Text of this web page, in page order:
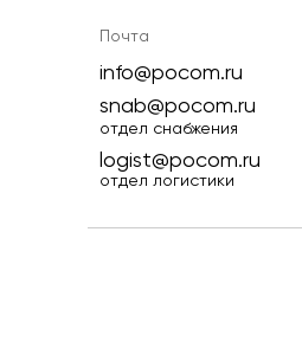
snab@pocom.ru
logist@pocom.ru
отдел снабжения
отдел логистики
info@pocom.ru
Почта